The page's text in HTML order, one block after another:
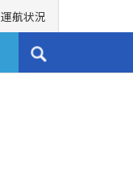
運航状況